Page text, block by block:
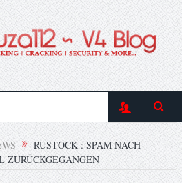
RUSTOCK : SPAM NACH
ZURÜCKGEGANGEN